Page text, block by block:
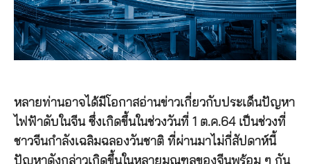
หลายท่านอาจได้มีโอกาสอ่านข่าวเกี่ยวกับประเด็นปัญหา
ไฟฟ้าดับในจีน ซึ่งเกิดขึ้นในช่วงวันที่ 1 ต.ค.64 เป็นช่วงที่
ชาวจีนกำลังเฉลิมฉลองวันชาติ ที่ผ่านมาไม่กี่สัปดาห์นี้
ปัญหาดังกล่าวเกิดขึ้นในหลายมณฑลของจีนพร้อม ๆ กัน